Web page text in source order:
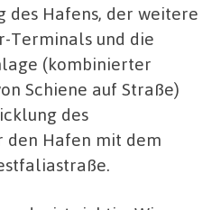
des Hafens, der weitere
Terminals und die
(kombinierter
Schiene auf Straße)
des
den Hafen mit dem